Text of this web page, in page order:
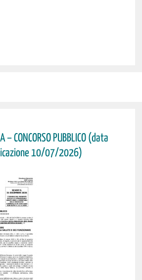
– CONCORSO PUBBLICO (data
10/07/2026)